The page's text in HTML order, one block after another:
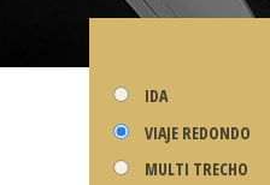
IDA
VIAJE REDONDO
MULTI TRECHO